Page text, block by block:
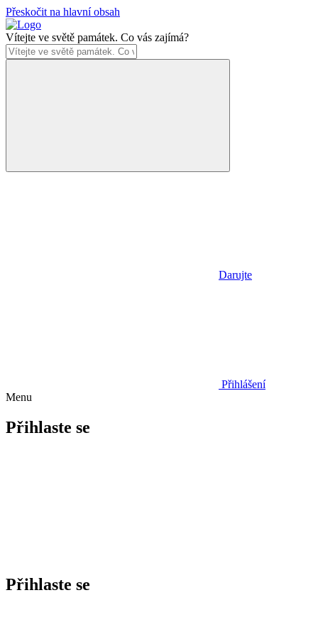
Přeskočit na hlavní obsah
Vítejte ve světě památek. Co vás zajímá?
Darujte
Přihlášení
Menu
Přihlaste se
Přihlaste se